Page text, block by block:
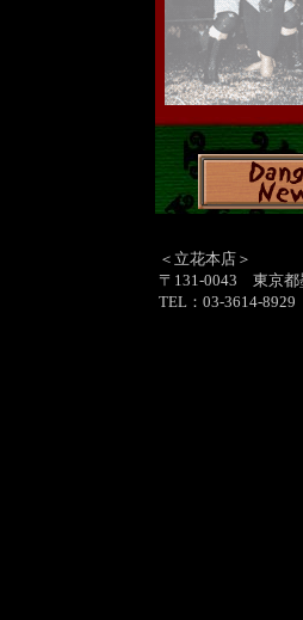
＜立花本店＞
〒131-0043 東京都
TEL：03-3614-8929